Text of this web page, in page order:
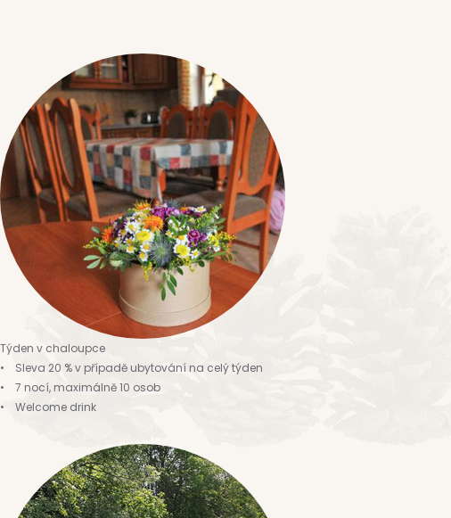
Týden v chaloupce
• Sleva 20 % v případě ubytování na celý týden
• 7 nocí, maximálně 10 osob
• Welcome drink